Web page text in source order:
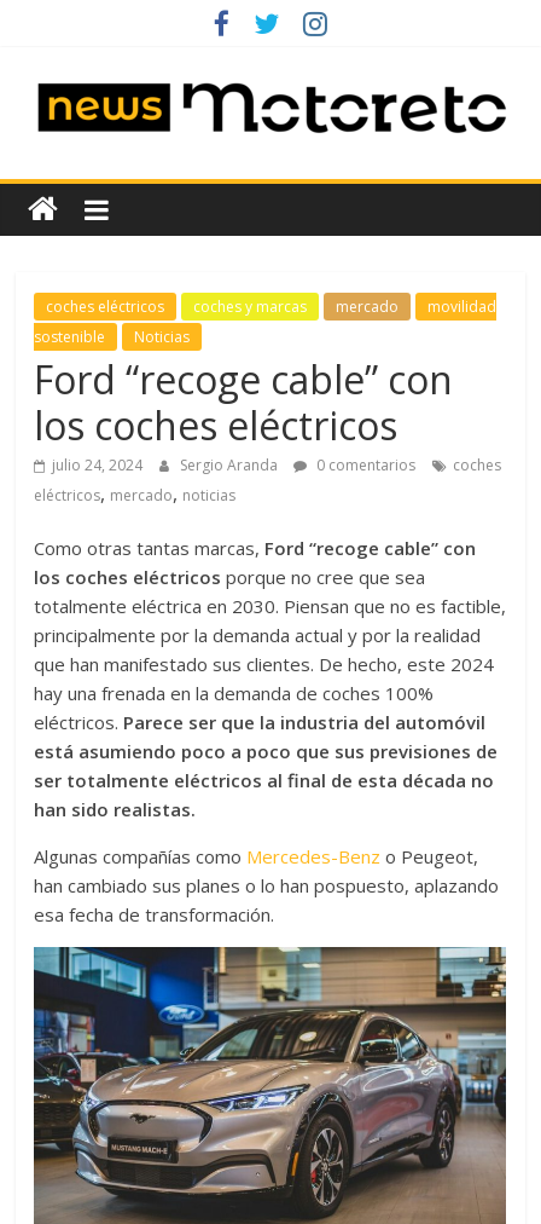
News
Motoreto
Noticias
de
coches
ocasión
coches eléctricos coches y marcas mercado
movilidad
sostenible
Noticias
Ford “recoge cable” con
los coches eléctricos
julio 24, 2024 Sergio Aranda 0 comentarios
coches
eléctricos, mercado, noticias
Como otras tantas marcas, Ford “recoge cable” con
los coches eléctricos porque no cree que sea
totalmente eléctrica en 2030. Piensan que no es factible,
principalmente por la demanda actual y por la realidad
que han manifestado sus clientes. De hecho, este 2024
hay una frenada en la demanda de coches 100%
eléctricos. Parece ser que la industria del automóvil
está asumiendo poco a poco que sus previsiones de
ser totalmente eléctricos al final de esta década no
han sido realistas.
Algunas compañías como Mercedes-Benz o Peugeot,
han cambiado sus planes o lo han pospuesto, aplazando
esa fecha de transformación.